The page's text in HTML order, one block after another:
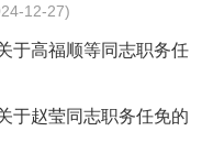
12-27
于高福顺等同志职务任
于赵莹同志职务任免的